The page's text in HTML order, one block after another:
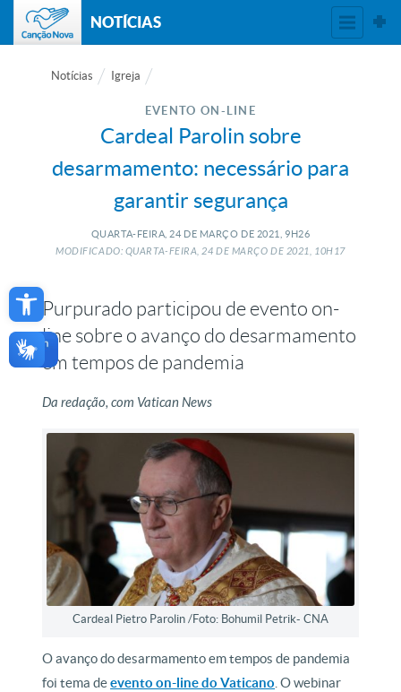
Open toolbar
NOTÍCIAS
Notícias Igreja
EVENTO ON-LINE
Cardeal Parolin sobre
desarmamento: necessário para
garantir segurança
QUARTA-FEIRA, 24 DE MARÇO DE 2021, 9H26
MODIFICADO: QUARTA-FEIRA, 24 DE MARÇO DE 2021, 10H17
Purpurado participou de evento on-
line sobre o avanço do desarmamento
em tempos de pandemia
Da redação, com Vatican News
Cardeal Pietro Parolin /Foto: Bohumil Petrik- CNA
O avanço do desarmamento em tempos de pandemia
foi tema deevento on-line do Vaticano . O webinar